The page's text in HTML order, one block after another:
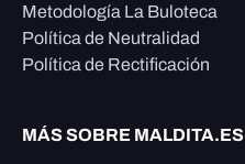
Metodología La Buloteca
Política de Neutralidad
Política de Rectificación
MÁS SOBRE MALDITA.ES